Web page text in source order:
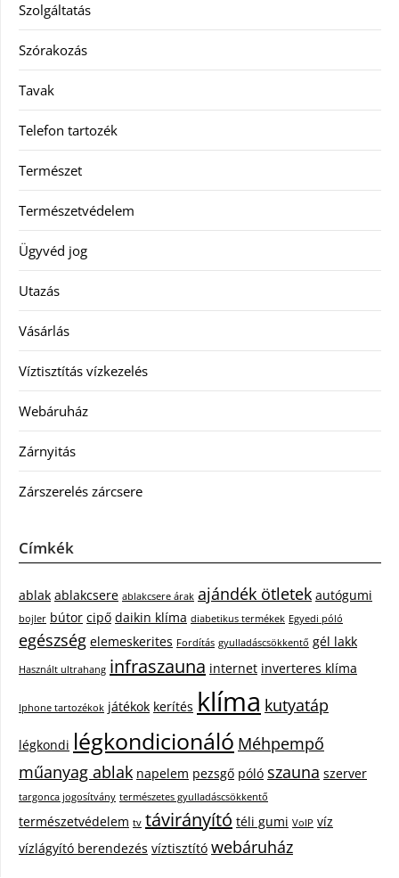
Szolgáltatás
Szórakozás
Tavak
Telefon tartozék
Természet
Természetvédelem
Ügyvéd jog
Utazás
Vásárlás
Víztisztítás vízkezelés
Webáruház
Zárnyitás
Zárszerelés zárcsere
Címkék
ablak ablakcsere ablakcsere árak ajándék ötletek autógumi
bojler bútor cipő daikin klíma diabetikus termékek Egyedi póló
egészség elemeskerites Fordítás gyulladáscsökkentő gél lakk
Használt ultrahang infraszauna internet inverteres klíma
Iphone tartozékok játékok kerítés klíma kutyatáp
légkondi légkondicionáló Méhpempő
műanyag ablak napelem pezsgő póló szauna szerver
targonca jogosítvány természetes gyulladáscsökkentő
természetvédelem tv távirányító téli gumi VoIP víz
vízlágyító berendezés víztisztító webáruház